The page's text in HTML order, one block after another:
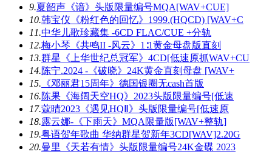
9.夏韶声《谙》头版限量编号MQA[WAV+CUE]
10.韩宝仪《粉红色的回忆》1999.(HQCD) [WAV+C
11.中华儿歌珍藏集 -6CD FLAC/CUE +分轨
12.梅小琴《共鸣II -风云》1∶1黄金母盘版直刻
13.群星《上华世纪总冠军》4CD[低速原抓WAV+CU
14.陈宁.2024 -《破晓》24K黄金直刻母盘 [WAV+
15. 《邓丽君15周年》德国银圈无cash首版
16.陈果《海阔天空HQ》2023头版限量编号[低速
17.蔻晴2023《遇见HQⅡ》头版限量编号[低速原
18.露云娜-《下雨天》MQA限量版[WAV+整轨]
19.粤语贺年歌曲 华纳群星贺新年3CD[WAV]2.20G
20.曼里《天若有情》头版限量编号24K金碟 2023